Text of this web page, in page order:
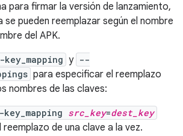
para firmar la versión de lanzamiento,
se pueden reemplazar según el nombre
del APK.
key_mapping y --
para especificar el reemplazo
nombres de las claves:
src_key=dest_key
de una clave a la vez.